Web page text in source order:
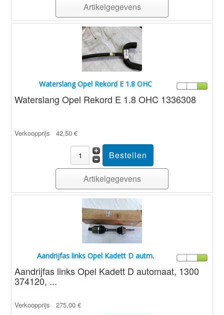
Artikelgegevens
Waterslang Opel Rekord E 1.8 OHC
Waterslang Opel Rekord E 1.8 OHC 1336308
Verkoopprijs 42,50 €
Artikelgegevens
Aandrijfas links Opel Kadett D autm.
Aandrijfas links Opel Kadett D automaat, 1300
374120, ...
Verkoopprijs 275,00 €